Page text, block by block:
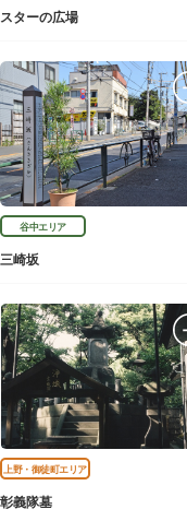
スターの広場
谷中エリア
三崎坂
上野・御徒町エリア
彰義隊墓